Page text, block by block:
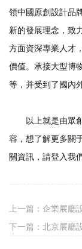
領中國原創設計品
新的發展理念，致
方面資深專業人才
價值。承接大型博
等，并受到了國內
以上就是由眾
容，想了解更多關
關資訊，請登入我
上一篇： 企業展廳
下一篇： 北京展廳